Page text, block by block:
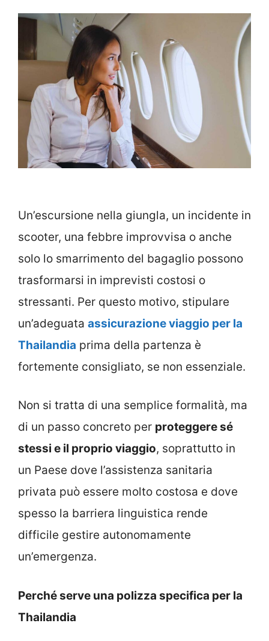
Un’escursione nella giungla, un incidente in
scooter, una febbre improvvisa o anche
solo lo smarrimento del bagaglio possono
trasformarsi in imprevisti costosi o
stressanti. Per questo motivo, stipulare
un’adeguata assicurazione viaggio per la
Thailandia prima della partenza è
fortemente consigliato, se non essenziale.
Non si tratta di una semplice formalità, ma
di un passo concreto per proteggere sé
stessi e il proprio viaggio, soprattutto in
un Paese dove l’assistenza sanitaria
privata può essere molto costosa e dove
spesso la barriera linguistica rende
difficile gestire autonomamente
un’emergenza.
Perché serve una polizza specifica per la
Thailandia